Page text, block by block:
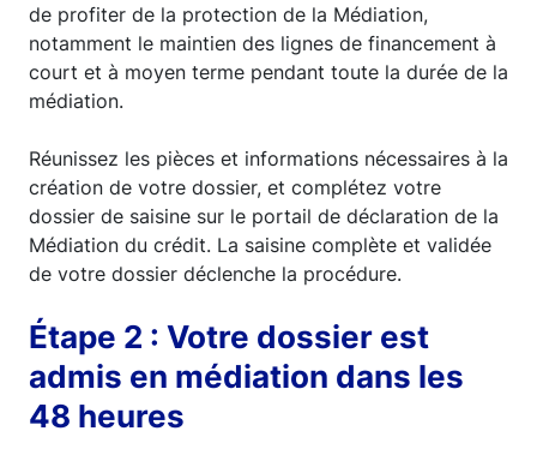
de profiter de la protection de la Médiation,
notamment le maintien des lignes de financement à
court et à moyen terme pendant toute la durée de la
médiation.
Réunissez les pièces et informations nécessaires à la
création de votre dossier, et complétez votre
dossier de saisine sur le portail de déclaration de la
Médiation du crédit. La saisine complète et validée
de votre dossier déclenche la procédure.
Étape 2 : Votre dossier est
admis en médiation dans les
48 heures